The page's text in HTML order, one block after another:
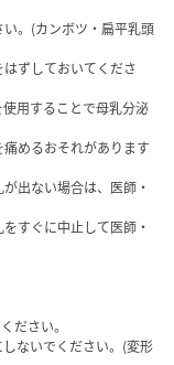
。(カンボツ・扁平乳頭
ずしておいてくださ
用することで母乳分泌
めるおそれがあります
出ない場合は、医師・
すぐに中止して医師・
ださい。
ないでください。(変形